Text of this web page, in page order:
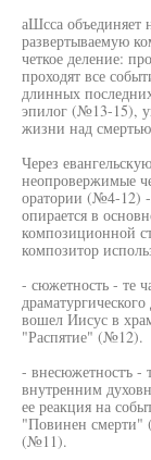
аШсса объединяет
развертываемую
четкое деление:
проходят все
длинных
эпилог (№13-15),
жизни над
Через
неопровержимые
оратории (№4-12) -
опирается в
композиционной
композитор
- сюжетность - те
вошел Иисус в
"Распятие" (№12).
- внесюжетностъ -
внутренним
ее реакция на
"Повинен
(№11).